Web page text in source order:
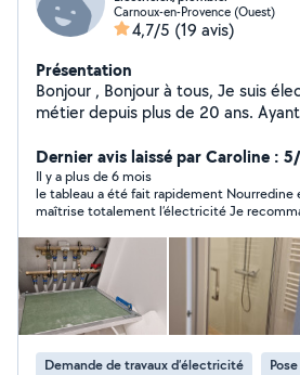
Carnoux-en-Provence (Ouest)
4,7/5 (19 avis)
Présentation
Bonjour , Bonjour à tous, Je suis électricien/plombier de
métier depuis plus de 20 ans.
approfondie dans les autres corps de métier tel que la
petite maçonnerie, le plaque, pose
Voilà pour ma présentation. A+++
Dernier avis laissé par Caroline :
Il y a plus de 6 mois
le tableau a été fait rapidement Nourredine est très appliqué et
maîtrise totalement
Demande de travaux d’électricité